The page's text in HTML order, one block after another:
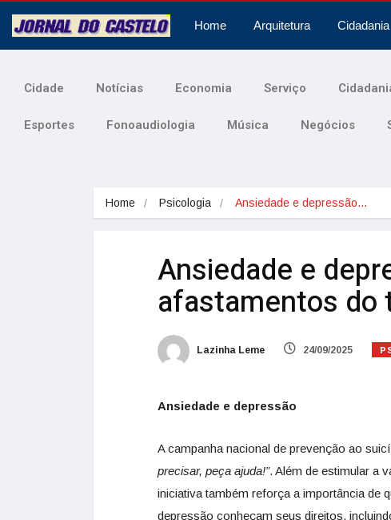
Home Arquitetura Cidadania
Cidade Notícias Economia Serviço
Esportes Fonoaudiologia Música Negócios
Home Psicologia Ansiedade e depressão…
Ansiedade e
afastamentos do
Lazinha Leme 24/09/2025
Ansiedade e depressão
A campanha nacional de prevenção ao
precisar, peça ajuda!”. Além de estimular a
iniciativa também reforça a importância de
depressão conheçam seus direitos,